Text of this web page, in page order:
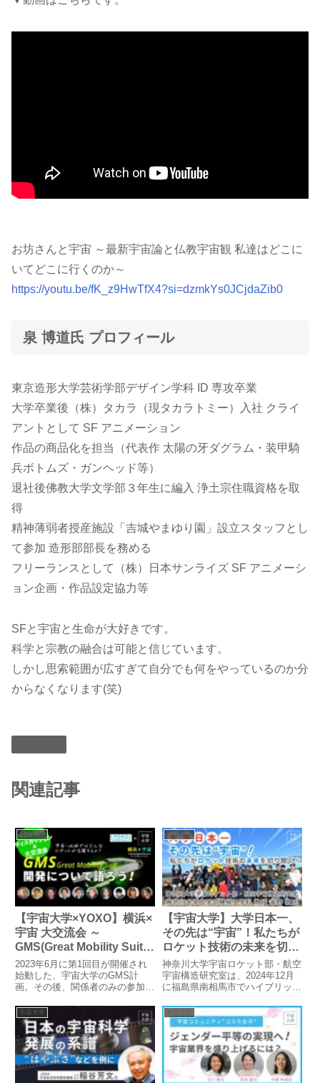
お坊さんと宇宙 ～最新宇宙論と仏教宇宙観 私達はどこに
いてどこに行くのか～
https://youtu.be/fK_z9HwTfX4?si=dzmkYs0JCjdaZib0
泉 博道氏 プロフィール
東京造形大学芸術学部デザイン学科 ID 専攻卒業
大学卒業後（株）タカラ（現タカラトミー）入社 クライ
アントとして SF アニメーション
作品の商品化を担当（代表作 太陽の牙ダグラム・装甲騎
兵ボトムズ・ガンヘッド等）
退社後佛教大学文学部３年生に編入 浄土宗住職資格を取
得
精神薄弱者授産施設「吉城やまゆり園」設立スタッフとし
て参加 造形部部⾧を務める
フリーランスとして（株）日本サンライズ SF アニメーシ
ョン企画・作品設定協力等
SFと宇宙と生命が大好きです。
科学と宗教の融合は可能と信じています。
しかし思索範囲が広すぎて自分でも何をやっているのか分
からなくなります(笑)
関連記事
宇宙大学
【宇宙大学×YOXO】横浜×
宇宙 大交流会 ～
GMS(Great Mobility Suit)
開発について語ろう！～
豪華宇宙人パネリスト集結
2023年6月に第1回目が開催され
始動した、宇宙大学のGMS計
画。その後、関係者のみの参加に
が、この度、京都大学の山敷庸亮
先生のお声がけがきっかけとな
り、横浜未来機構主催のビッグイ
ベント「YOXOフェスティバル...
宇宙大学
【宇宙大学】大学日本一、
その先は“宇宙”！私たちが
ロケット技術の未来を切り
開く！ ／神奈川大学宇宙
ロケット部・航空宇宙構造
研究室、神奈川大学工学部
教授 高野 敦氏
神奈川大学宇宙ロケット部・航空
宇宙構造研究室は、2024年12月
に福島県南相馬市でハイブリッド
験を実施し、国内最速マッハ
1.5・高度10.055kmを記録しまし
た。学生主体で設計から運用、回
収までを担い、技術革...
宇宙大学